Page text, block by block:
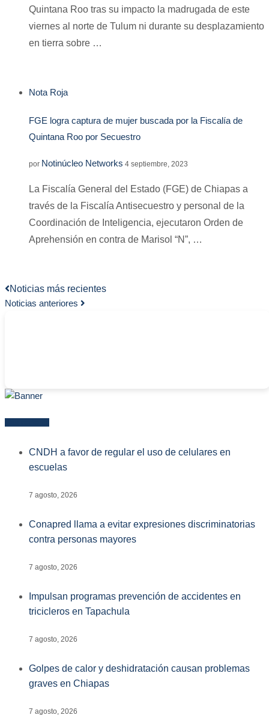
Quintana Roo tras su impacto la madrugada de este
viernes al norte de Tulum ni durante su desplazamiento
en tierra sobre …
Nota Roja
FGE logra captura de mujer buscada por la Fiscalía de
Quintana Roo por Secuestro
por Notinúcleo Networks 4 septiembre, 2023
La Fiscalía General del Estado (FGE) de Chiapas a
través de la Fiscalía Antisecuestro y personal de la
Coordinación de Inteligencia, ejecutaron Orden de
Aprehensión en contra de Marisol “N”, …
Noticias más recientes
Noticias anteriores
CNDH a favor de regular el uso de celulares en
escuelas
7 agosto, 2026
Conapred llama a evitar expresiones discriminatorias
contra personas mayores
7 agosto, 2026
Impulsan programas prevención de accidentes en
tricicleros en Tapachula
7 agosto, 2026
Golpes de calor y deshidratación causan problemas
graves en Chiapas
7 agosto, 2026